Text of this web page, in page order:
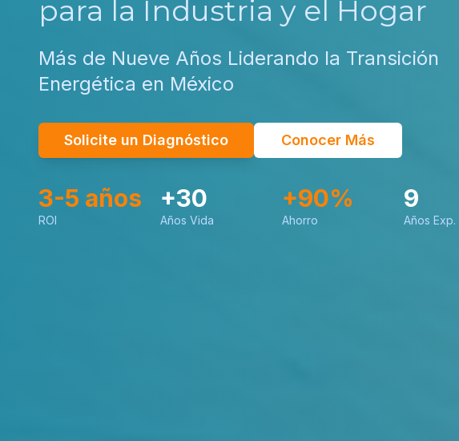
para la Industria y el Hogar
Más de Nueve Años Liderando la Transición
Energética en México
Solicite un Diagnóstico Conocer Más
3-5 años
ROI
+30
Años Vida
+90%
Ahorro
9
Años Exp.